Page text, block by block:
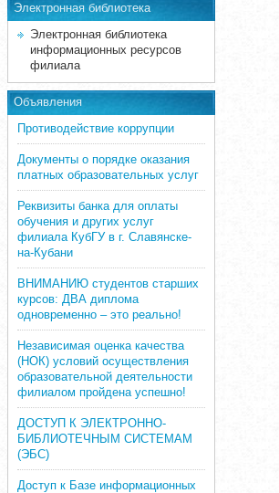
Электронная библиотека
Электронная библиотека
информационных ресурсов
филиала
Объявления
Противодействие коррупции
Документы о порядке оказания
платных образовательных услуг
Реквизиты банка для оплаты
обучения и других услуг
филиала КубГУ в г. Славянске-
на-Кубани
ВНИМАНИЮ студентов старших
курсов: ДВА диплома
одновременно – это реально!
Независимая оценка качества
(НОК) условий осуществления
образовательной деятельности
филиалом пройдена успешно!
ДОСТУП К ЭЛЕКТРОННО-
БИБЛИОТЕЧНЫМ СИСТЕМАМ
(ЭБС)
Доступ к Базе информационных